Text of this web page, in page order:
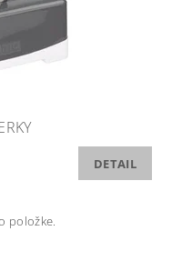
DETAIL
položke.